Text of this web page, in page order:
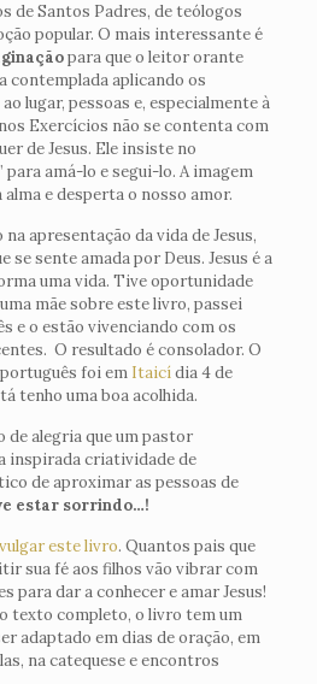
de Santos Padres, de teólogos
popular. O mais interessante é
para que o leitor orante
contemplada aplicando os
lugar, pessoas e, especialmente à
Exercícios não se contenta com
de Jesus. Ele insiste no
para amá-lo e segui-lo. A imagem
alma e desperta o nosso amor.
apresentação da vida de Jesus,
se sente amada por Deus. Jesus é a
uma vida. Tive oportunidade
mãe sobre este livro, passei
e o estão vivenciando com os
O resultado é consolador. O
foi em Itaicídia 4 de
tenho uma boa acolhida.
de alegria que um pastor
inspirada criatividade de
de aproximar as pessoas de
estar sorrindo…!
este livro. Quantos pais que
sua fé aos filhos vão vibrar com
para dar a conhecer e amar Jesus!
texto completo, o livro tem um
adaptado em dias de oração, em
na catequese e encontros